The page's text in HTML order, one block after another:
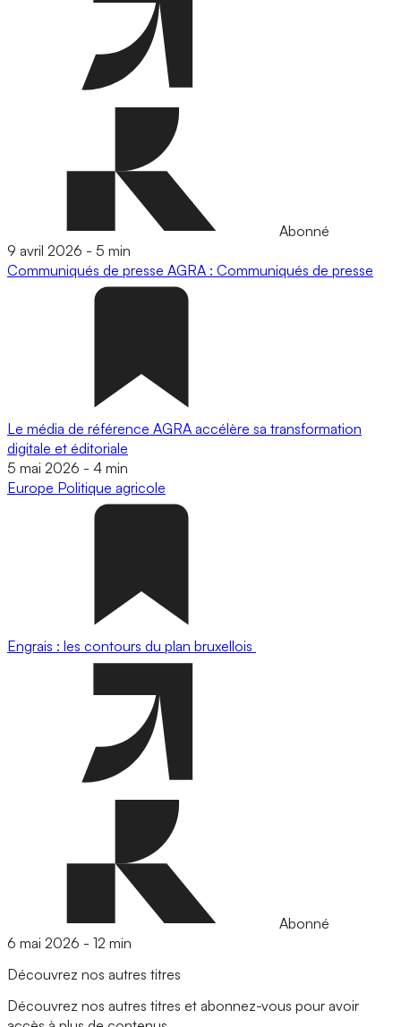
Abonné
9 avril 2026 - 5 min
Communiqués de presse AGRA : Communiqués de presse
Le média de référence AGRA accélère sa transformation
digitale et éditoriale
5 mai 2026 - 4 min
Europe Politique agricole
Engrais : les contours du plan bruxellois
Abonné
6 mai 2026 - 12 min
Découvrez nos autres titres
Découvrez nos autres titres et abonnez-vous pour avoir